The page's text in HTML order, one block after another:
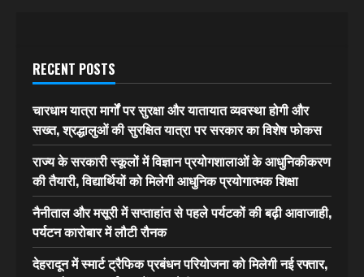
RECENT POSTS
चारधाम यात्रा मार्गों पर सुरक्षा और यातायात व्यवस्था होगी और
सख्त, श्रद्धालुओं की सुरक्षित यात्रा पर सरकार का विशेष फोकस
राज्य के सरकारी स्कूलों में विज्ञान प्रयोगशालाओं के आधुनिकीकरण
की तैयारी, विद्यार्थियों को मिलेगी आधुनिक प्रयोगात्मक शिक्षा
नैनीताल और मसूरी में सप्ताहांत से पहले पर्यटकों की बढ़ी आवाजाही,
पर्यटन कारोबार में लौटी रौनक
देहरादून में स्मार्ट ट्रैफिक प्रबंधन परियोजना को मिलेगी नई रफ्तार,